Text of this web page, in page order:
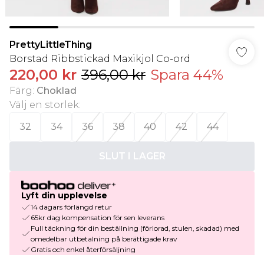
PrettyLittleThing
Borstad Ribbstickad Maxikjol Co-ord
220,00 kr 396,00 kr Spara 44%
Färg: Choklad
Välj en storlek:
32
34 36 38 40 42 44
SLUT I LAGER
Lyft din upplevelse
14 dagars förlängd retur
65kr dag kompensation för sen leverans
Full täckning för din beställning (förlorad, stulen, skadad) med
omedelbar utbetalning på berättigade krav
Gratis och enkel återförsäljning